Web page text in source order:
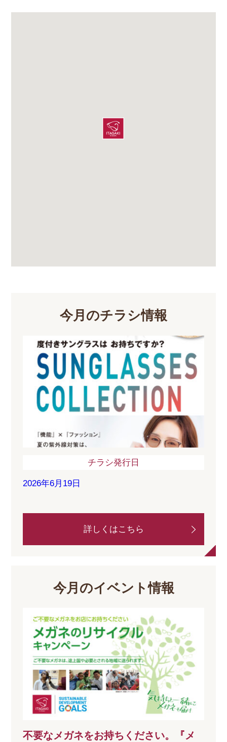
今月のチラシ情報
チラシ発行日
2026年6月19日
詳しくはこちら
今月のイベント情報
不要なメガネをお持ちください。『メ